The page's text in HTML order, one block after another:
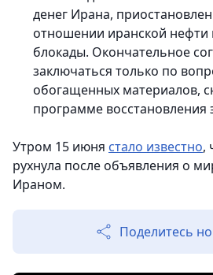
денег Ирана,
отношении иранской нефти
блокады. Окончательное
заключаться только по
обогащенных материалов,
программе
Утром 15 июня стало известно,
рухнула после объявления о
Ираном.
Поделитесь